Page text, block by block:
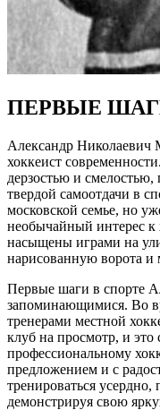
ПЕРВЫЕ
Александр Николаевич
хоккеист
дерзостью и
твердой самоотдачи в
московской семье, но
необычайный интерес к
насыщены играми на
нарисованную ворота и
Первые шаги в спорте
запоминающимися. Во
тренерами местной
клуб на просмотр, и это
профессиональному
предложением и с
тренироваться
демонстрируя свою